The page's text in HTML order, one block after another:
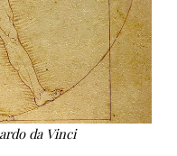
da Vinci